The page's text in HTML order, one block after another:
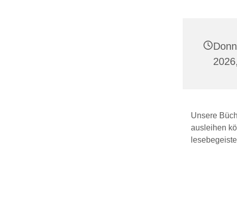
Unsere
ausleihen